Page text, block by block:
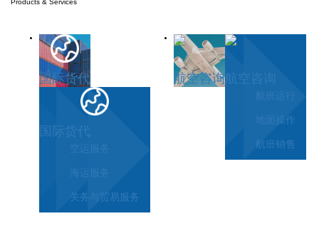
Products & Services
国际货代
国际货代
空运服务
海运服务
关务与贸易服务
航空咨询航空咨询
航班运行
地面操作
航班销售